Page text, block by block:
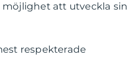
att utveckla sin
respekterade